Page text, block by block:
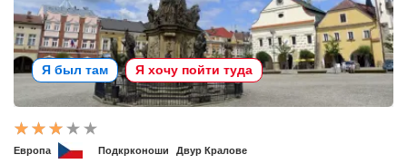
Я был там Я хочу пойти туда
Европа Подкрконоши Двур Кралове